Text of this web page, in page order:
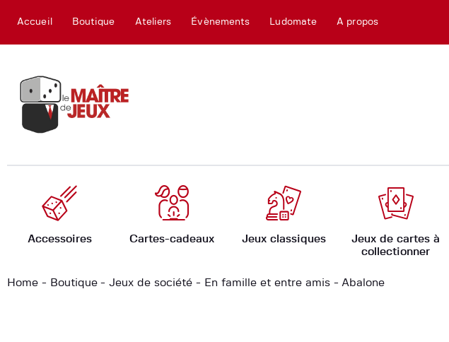
Accueil Boutique Ateliers Évènements Ludomate A propos
Accessoires Cartes-cadeaux Jeux classiques
Jeux de cartes à
collectionner
Home Boutique Jeux de société En famille et entre amis Abalone
Accueil
Ludomate
A propos